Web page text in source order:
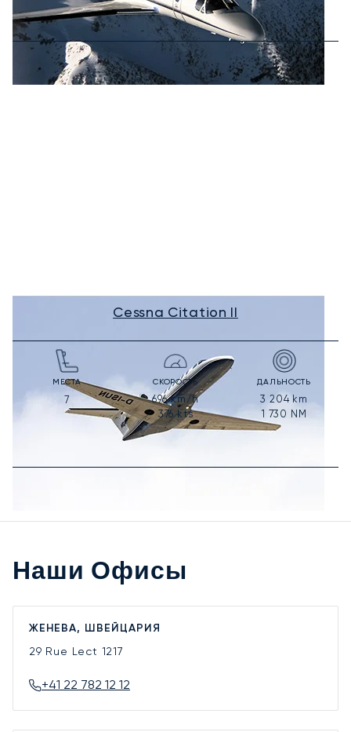
Cessna Citation II
МЕСТА
7
СКОРОСТЬ
696km/h
376 kts
ДАЛЬНОСТЬ
3 204 km
1 730 NM
Наши Офисы
ЖЕНЕВА, ШВЕЙЦАРИЯ
29 Rue Lect 1217
+41 22 782 12 12